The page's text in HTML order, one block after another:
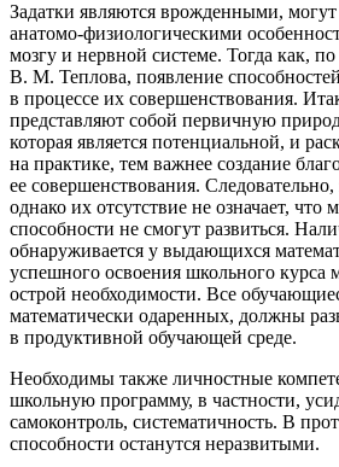
Задатки являются врожденными, могут
анатомо-физиологическими
мозгу и нервной системе. Тогда как,
В. М. Теплова, появление
в процессе их совершенствования.
представляют собой первичную
которая является потенциальной, и
на практике, тем важнее создание
ее совершенствования.
однако их отсутствие не означает, что
способности не смогут развиться.
обнаруживается у выдающихся
успешного освоения школьного курса
острой необходимости. Все
математически одаренных, должны
в продуктивной обучающей среде.
Необходимы также личностные
школьную программу, в частности,
самоконтроль, систематичность. В
способности останутся неразвитыми.